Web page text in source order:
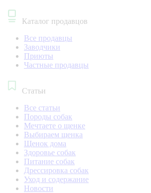
Каталог продавцов
Все продавцы
Заводчики
Приюты
Частные продавцы
Статьи
Все статьи
Породы собак
Мечтаете о щенке
Выбираем щенка
Щенок дома
Здоровье собак
Питание собак
Дрессировка собак
Уход и содержание
Новости